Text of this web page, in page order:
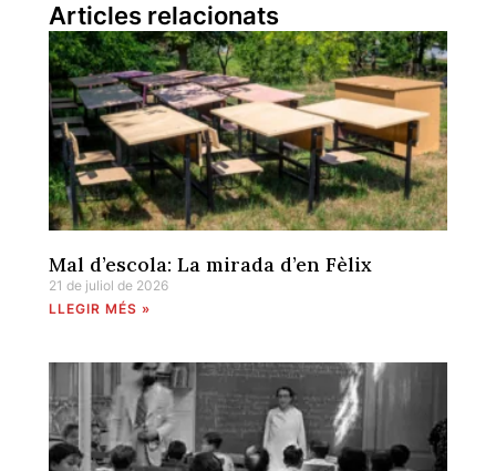
Articles relacionats
Mal d’escola: La mirada d’en Fèlix
21 de juliol de 2026
LLEGIR MÉS »